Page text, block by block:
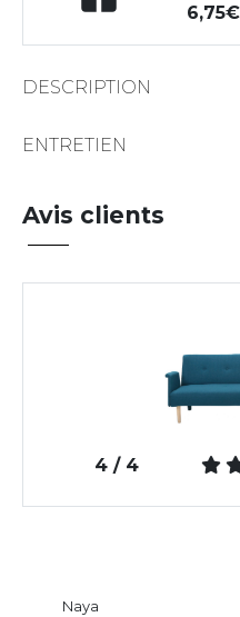
DESCRIPTION
ENTRETIEN
Avis clients
4 / 4
Naya